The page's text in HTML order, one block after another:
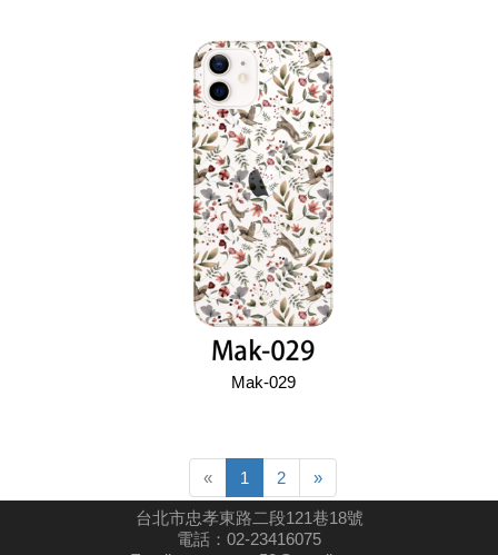
Mak-029
«Previous
1 2 »Next
台北市忠孝東路二段121巷18號
電話： 02-23416075